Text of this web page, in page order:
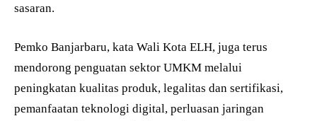
sasaran.
Pemko Banjarbaru, kata Wali Kota ELH, juga terus
mendorong penguatan sektor UMKM melalui
peningkatan kualitas produk, legalitas dan sertifikasi,
pemanfaatan teknologi digital, perluasan jaringan